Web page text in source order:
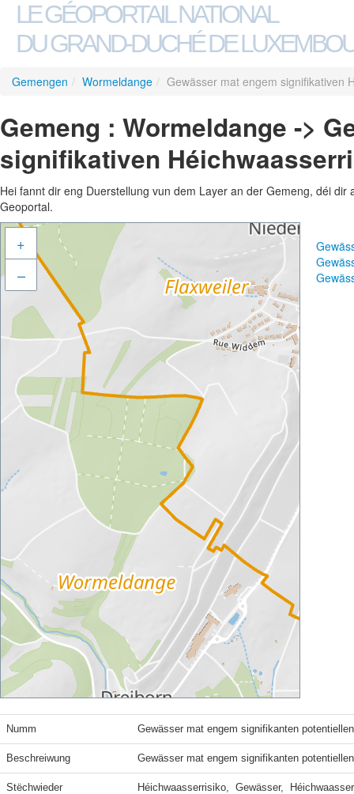
LE GÉOPORTAIL NATIONAL
DU GRAND-DUCHÉ DE
Gemengen / Wormeldange / Gewässer mat engem signifikativen
Gemeng : Wormeldange ->
signifikativen
Hei fannt dir eng Duerstellung vun dem Layer an der Gemeng, déi
Geoportal.
+
–
Numm Gewässer mat engem signifikanten
Beschreiwung Gewässer mat engem signifikanten
Stëchwieder Héichwaasserrisiko,  Gewässer,  Héichwaasser